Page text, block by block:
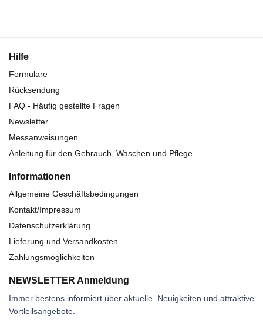
Hilfe
Formulare
Rücksendung
FAQ - Häufig gestellte Fragen
Newsletter
Messanweisungen
Anleitung für den Gebrauch, Waschen und Pflege
Informationen
Allgemeine Geschäftsbedingungen
Kontakt/Impressum
Datenschutzerklärung
Lieferung und Versandkosten
Zahlungsmöglichkeiten
NEWSLETTER Anmeldung
Immer bestens informiert über aktuelle. Neuigkeiten und attraktive
Vortleilsangebote.